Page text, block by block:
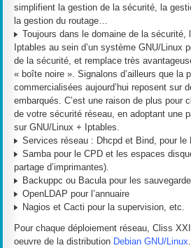
simplifient la gestion de la sécurité, la
la gestion du routage…
Toujours dans le domaine de la sécurité,
Iptables au sein d’un système GNU/Linux
de la sécurité, et remplace très
« boîte noire ». Signalons d’ailleurs que la
commercialisées aujourd’hui reposent sur
embarqués. C’est une raison de plus pour
de votre sécurité réseau, en adoptant une
sur GNU/Linux + Iptables.
Services réseau : Dhcpd et Bind, pour le
Samba pour le CPD et les espaces
partage d’imprimantes).
Backuppc ou Bacula pour les
OpenLDAP pour l’annuaire
Nagios et Cacti pour la supervision, etc.
Pour chaque déploiement réseau, Cliss
oeuvre de la distribution Debian GNU/Linux.